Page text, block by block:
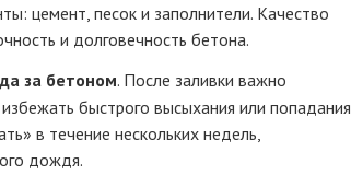
цемент, песок и заполнители. Качество
и долговечность бетона.
за бетоном. После заливки важно
быстрого высыхания или попадания
в течение нескольких недель,
дождя.